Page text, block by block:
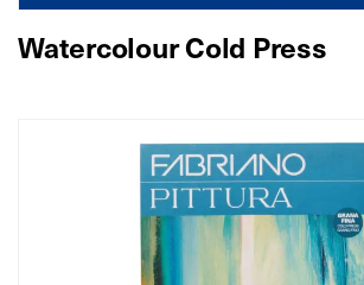
Watercolour Cold Press